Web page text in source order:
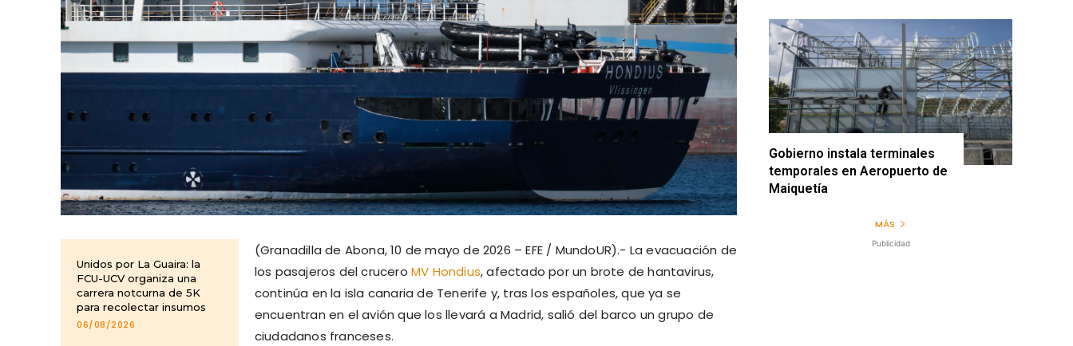
Unidos por La Guaira: la
FCU-UCV organiza una
carrera notcurna de 5K
para recolectar insumos
06/08/2026
(Granadilla de Abona, 10 de mayo de 2026 – EFE / MundoUR).- La evacuación de
los pasajeros del crucero MV Hondius, afectado por un brote de hantavirus,
continúa en la isla canaria de Tenerife y, tras los españoles, que ya se
encuentran en el avión que los llevará a Madrid, salió del barco un grupo de
ciudadanos franceses.
Gobierno instala terminales
temporales en Aeropuerto de
Maiquetía
MÁS
Publicidad